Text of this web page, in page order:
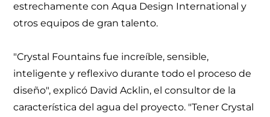
estrechamente con Aqua Design International y
otros equipos de gran talento.
"Crystal Fountains fue increíble, sensible,
inteligente y reflexivo durante todo el proceso de
diseño", explicó David Acklin, el consultor de la
característica del agua del proyecto. "Tener Crystal